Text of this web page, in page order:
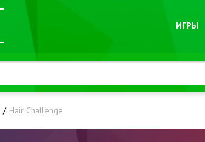
ИГРЫ
Hair Challenge